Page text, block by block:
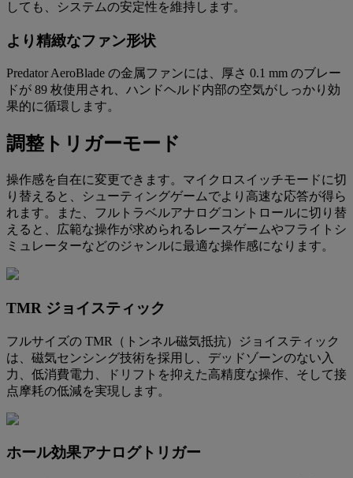
しても、システムの安定性を維持します。
より精緻なファン形状
Predator AeroBlade の金属ファンには、厚さ 0.1 mm のブレー
ドが 89 枚使用され、ハンドヘルド内部の空気がしっかり効
果的に循環します。
調整トリガーモード
操作感を自在に変更できます。マイクロスイッチモードに切
り替えると、シューティングゲームでより高速な応答が得ら
れます。また、フルトラベルアナログコントロールに切り替
えると、広範な操作が求められるレースゲームやフライトシ
ミュレーターなどのジャンルに最適な操作感になります。
TMR ジョイスティック
フルサイズの TMR（トンネル磁気抵抗）ジョイスティック
は、磁気センシング技術を採用し、デッドゾーンのない入
力、低消費電力、ドリフトを抑えた高精度な操作、そして接
点摩耗の低減を実現します。
ホール効果アナログトリガー